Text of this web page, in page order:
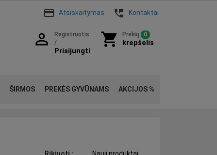
payment Atsiskaitymas perm_phone_msg Kontaktai
shopping_cart Prekių 0
krepšelis
person_outline
Registruotis
/
Prisijungti
ŠIRMOS PREKĖS GYVŪNAMS AKCIJOS %